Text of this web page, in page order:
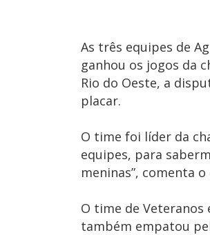
As três equipes de
ganhou os jogos da
Rio do Oeste, a
placar.
O time foi líder da
equipes, para
meninas”, comenta
O time de Veteranos
também empatou